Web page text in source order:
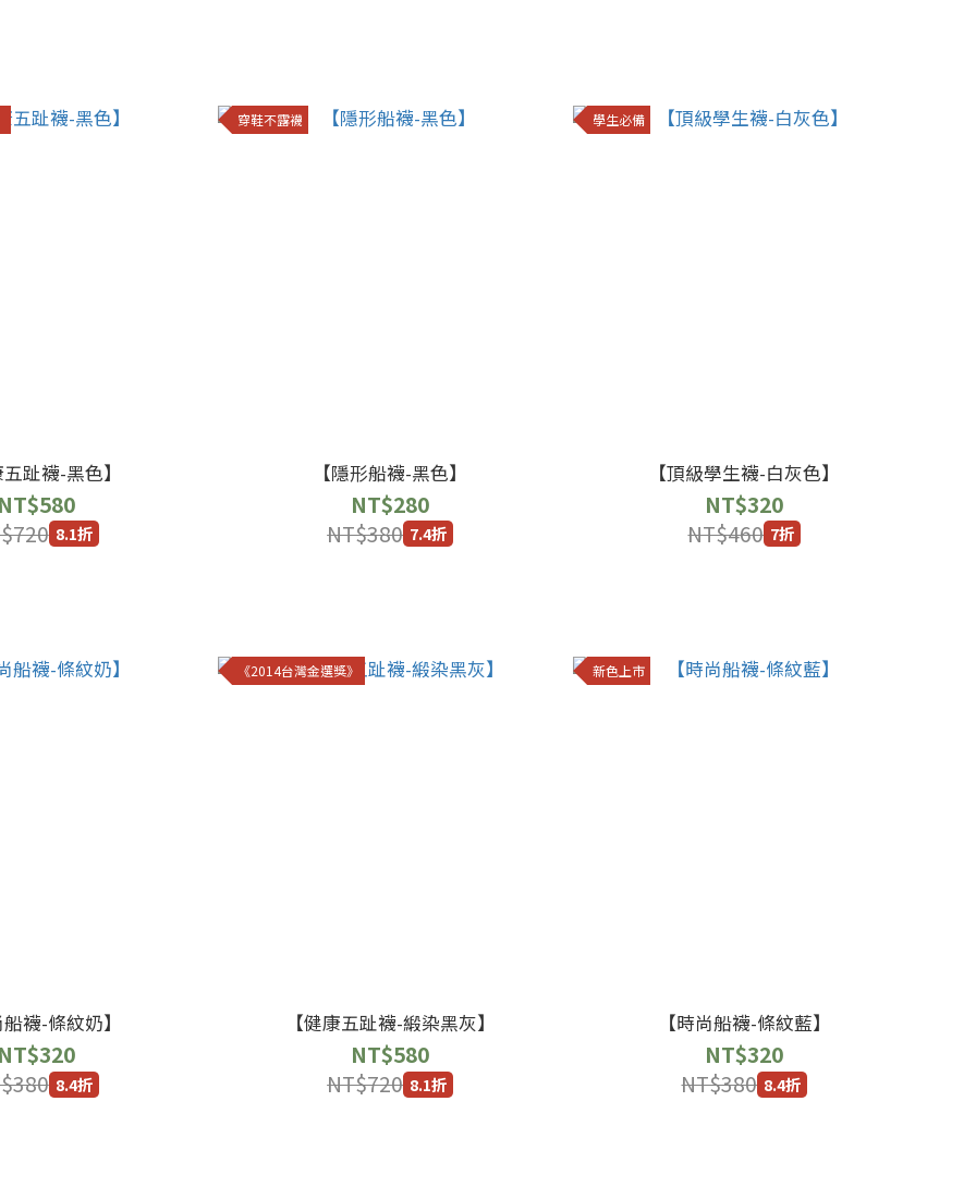
五趾襪-黑色】
NT$580
8.1折
穿鞋不露襪
【隱形船襪-黑色】
NT$280
NT$380 7.4折
學生必備
【頂級學生襪-白灰色】
NT$320
NT$460 7折
船襪-條紋奶】
NT$320
8.4折
《2014台灣金選獎》
【健康五趾襪-緞染黑灰】
NT$580
NT$720 8.1折
新色上市
【時尚船襪-條紋藍】
NT$320
NT$380 8.4折